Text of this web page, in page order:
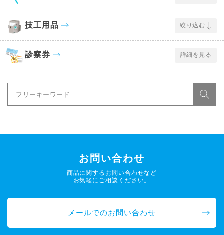
技工用品 絞り込む
診察券 詳細を見る
お問い合わせ
商品に関するお問い合わせなど
お気軽にご相談ください。
メールでのお問い合わせ